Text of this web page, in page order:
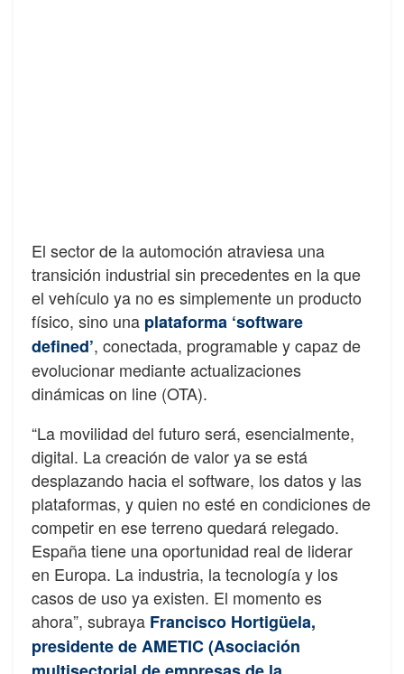
El sector de la automoción atraviesa una
transición industrial sin precedentes en la que
el vehículo ya no es simplemente un producto
físico, sino una plataforma ‘software
defined’, conectada, programable y capaz de
evolucionar mediante actualizaciones
dinámicas on line (OTA).
“La movilidad del futuro será, esencialmente,
digital. La creación de valor ya se está
desplazando hacia el software, los datos y las
plataformas, y quien no esté en condiciones de
competir en ese terreno quedará relegado.
España tiene una oportunidad real de liderar
en Europa. La industria, la tecnología y los
casos de uso ya existen. El momento es
ahora”, subraya Francisco Hortigüela,
presidente de AMETIC (Asociación